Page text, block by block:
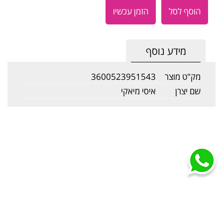
הוסף לסל הזמן עכשיו
מידע נוסף
מק"ט מוצר
3600523951543
שם יצרן
איסי מיאקי